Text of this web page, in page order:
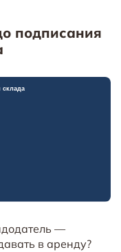
подписания
—
в аренду?